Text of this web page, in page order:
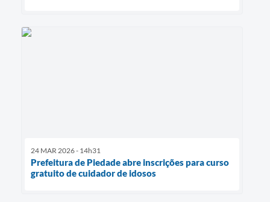
24 MAR 2026 - 14h31
Prefeitura de Piedade abre inscrições para curso
gratuito de cuidador de idosos